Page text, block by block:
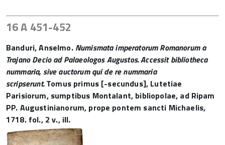
16 A 451-452
Banduri, Anselmo. Numi­smata imperatorum Roma­norum a
Trajano Decio ad Palaeologos Augustos. Accessit bibliotheca
num­maria, sive auctorum qui de re nummaria
scripserunt.Tomus primus [-secundus], Lutetiae
Parisiorum, sumptibus Montalant, bibliopolae, ad Ripam
PP. Augustinianorum, prope pontem sancti Michae­lis,
1718. fol., 2 v., ill.